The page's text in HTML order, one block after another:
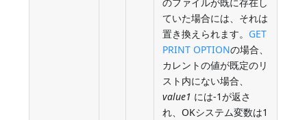
ていた場合には、それは
置き換えられます。 GET
PRINT OPTIONの場合、
カレントの値が既定のリ
スト内にない場合、
value1 には-1が返さ
れ、OKシステム変数は1